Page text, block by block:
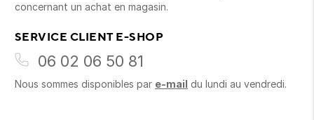
concernant un achat en magasin.
SERVICE CLIENT E-SHOP
06 02 06 50 81
Nous sommes disponibles par e-mail du lundi au vendredi.